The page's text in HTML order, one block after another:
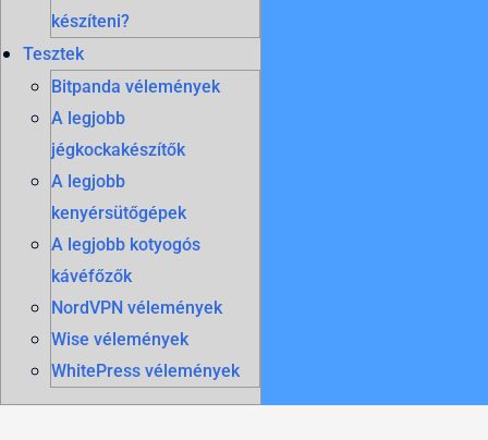
készíteni?
Tesztek
Bitpanda vélemények
A legjobb
jégkockakészítők
A legjobb
kenyérsütőgépek
A legjobb kotyogós
kávéfőzők
NordVPN vélemények
Wise vélemények
WhitePress vélemények